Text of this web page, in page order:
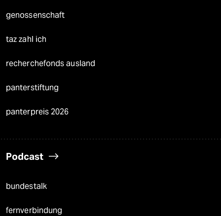
genossenschaft
taz zahl ich
recherchefonds ausland
panterstiftung
panterpreis 2026
Podcast
bundestalk
fernverbindung